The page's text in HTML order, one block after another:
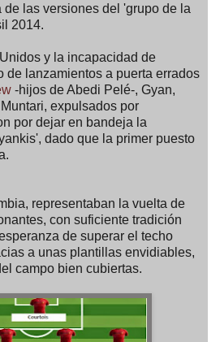
de las versiones del 'grupo de la
2014.
y la incapacidad de
de lanzamientos a puerta errados
-hijos de Abedi Pelé-, Gyan,
expulsados por
por dejar en bandeja la
dado que la primer puesto
representaban la vuelta de
con suficiente tradición
de superar el techo
a unas plantillas envidiables,
campo bien cubiertas.